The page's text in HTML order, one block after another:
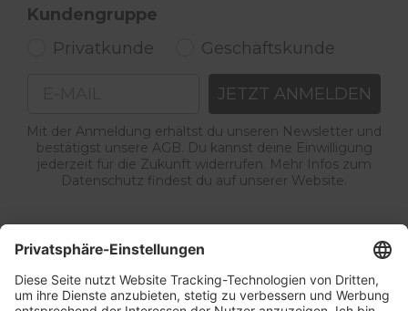
Kundengruppe
Privatkunde
Geschäftskunde
JETZT ANMELDEN
Mit der Anmeldung erhältst du unseren Newsletter und
bestätigst unsere AGB. Du kannst deine Einwilligung
jederzeit für die Zukunft widerrufen. Mehr Infos zum
Datenschutz findest du auf unserer Website.